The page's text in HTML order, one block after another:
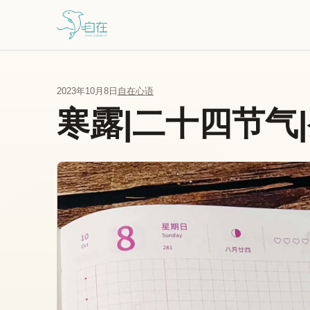
跳到主要内容
2023年10月8日 自在心语
寒露|二十四节气